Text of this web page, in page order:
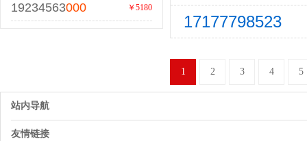
19234563000 ￥5180
17177798523
1 2 3 4 5
站内导航
友情链接